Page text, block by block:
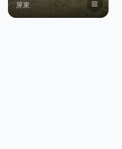
屏東